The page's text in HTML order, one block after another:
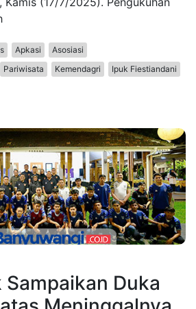
Apkasi
Asosiasi
Pariwisata Kemendagri
Ipuk Fiestiandani
Duka